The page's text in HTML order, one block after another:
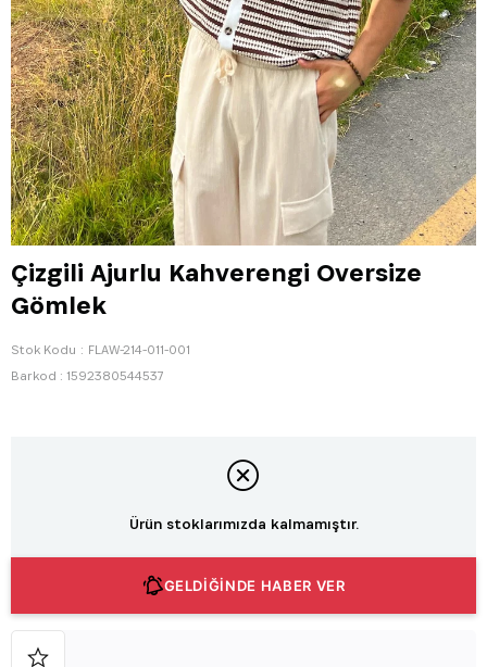
Çizgili Ajurlu Kahverengi Oversize
Gömlek
Stok Kodu
FLAW-214-011-001
Barkod : 1592380544537
Ürün stoklarımızda kalmamıştır.
GELDİĞİNDE HABER VER